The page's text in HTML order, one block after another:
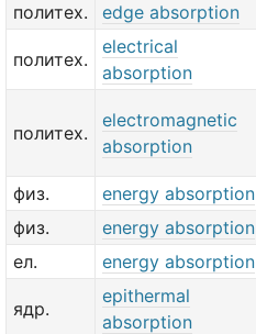
политех.
edge absorption
политех.
electrical
absorption
политех.
electromagnetic
absorption
физ.
energy absorption
физ.
energy absorption
ел.
energy absorption
ядр.
epithermal
absorption